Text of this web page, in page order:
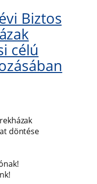
Biztos
célú
döntése